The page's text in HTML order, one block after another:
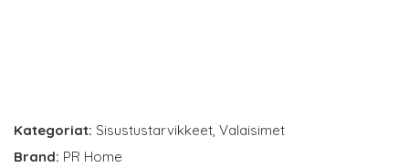
Kategoriat: Sisustustarvikkeet, Valaisimet
Brand: PR Home